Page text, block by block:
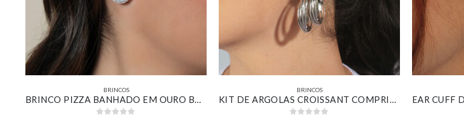
BRINCOS
BRINCO PIZZA BANHADO EM OURO BRANCO
BRINCOS
KIT DE ARGOLAS CROISSANT COMPRIDA BANHADA EM OURO BRANCO